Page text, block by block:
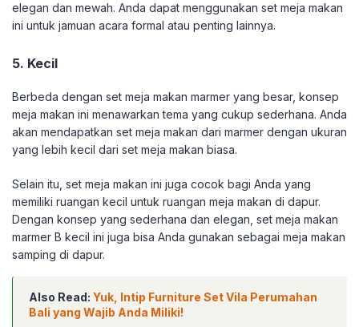
elegan dan mewah. Anda dapat menggunakan set meja makan
ini untuk jamuan acara formal atau penting lainnya.
5. Kecil
Berbeda dengan set meja makan marmer yang besar, konsep
meja makan ini menawarkan tema yang cukup sederhana. Anda
akan mendapatkan set meja makan dari marmer dengan ukuran
yang lebih kecil dari set meja makan biasa.
Selain itu, set meja makan ini juga cocok bagi Anda yang
memiliki ruangan kecil untuk ruangan meja makan di dapur.
Dengan konsep yang sederhana dan elegan, set meja makan
marmer B kecil ini juga bisa Anda gunakan sebagai meja makan
samping di dapur.
Also Read: Yuk, Intip Furniture Set Vila Perumahan
Bali yang Wajib Anda Miliki!